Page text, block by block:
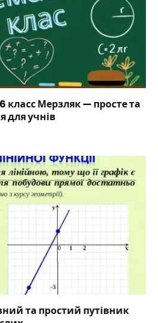
класс Мерзляк — просте та
для учнів
та простий путівник